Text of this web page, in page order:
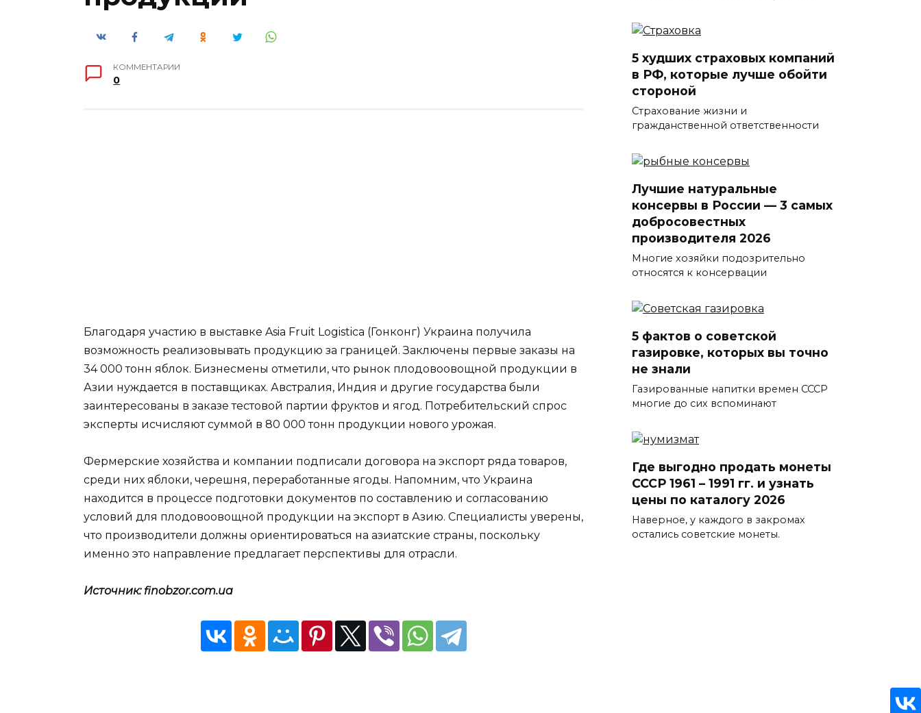
КОММЕНТАРИИ
0
Благодаря участию в выставке Asia Fruit Logistica (Гонконг) Украина получила
возможность реализовывать продукцию за границей. Заключены первые заказы на
34 000 тонн яблок. Бизнесмены отметили, что рынок плодовоовощной продукции в
Азии нуждается в поставщиках. Австралия, Индия и другие государства были
заинтересованы в заказе тестовой партии фруктов и ягод. Потребительский спрос
эксперты исчисляют суммой в 80 000 тонн продукции нового урожая.
Фермерские хозяйства и компании подписали договора на экспорт ряда товаров,
среди них яблоки, черешня, переработанные ягоды. Напомним, что Украина
находится в процессе подготовки документов по составлению и согласованию
условий для плодовоовощной продукции на экспорт в Азию. Специалисты уверены,
что производители должны ориентироваться на азиатские страны, поскольку
именно это направление предлагает перспективы для отрасли.
Источник: finobzor.com.ua
5 худших страховых компаний
в РФ, которые лучше обойти
стороной
Страхование жизни и
гражданственной ответственности
Лучшие натуральные
консервы в России — 3 самых
добросовестных
производителя 2026
Многие хозяйки подозрительно
относятся к консервации
5 фактов о советской
газировке, которых вы точно
не знали
Газированные напитки времен СССР
многие до сих вспоминают
Где выгодно продать монеты
СССР 1961 – 1991 гг. и узнать
цены по каталогу 2026
Наверное, у каждого в закромах
остались советские монеты.